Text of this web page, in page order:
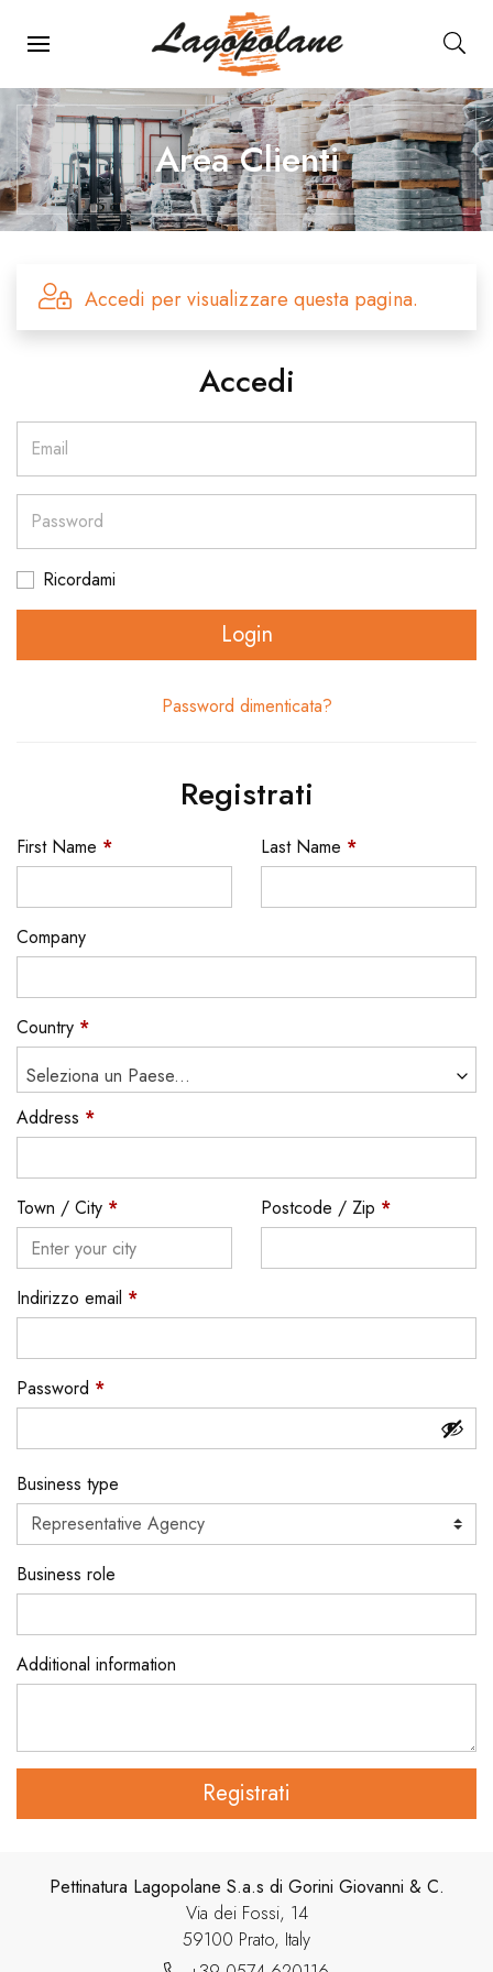
Menu Principale
Area Clienti
Accedi per visualizzare questa pagina.
Accedi
Email
Password
Ricordami
Login
Password dimenticata?
Registrati
First Name * Last Name *
Company
Country *
Seleziona un Paese...
Address *
Town / City * Postcode / Zip *
Indirizzo email *
Password *
Business type
Business role
Additional information
Registrati
Pettinatura Lagopolane S.a.s di Gorini Giovanni & C.
Via dei Fossi, 14
59100 Prato, Italy